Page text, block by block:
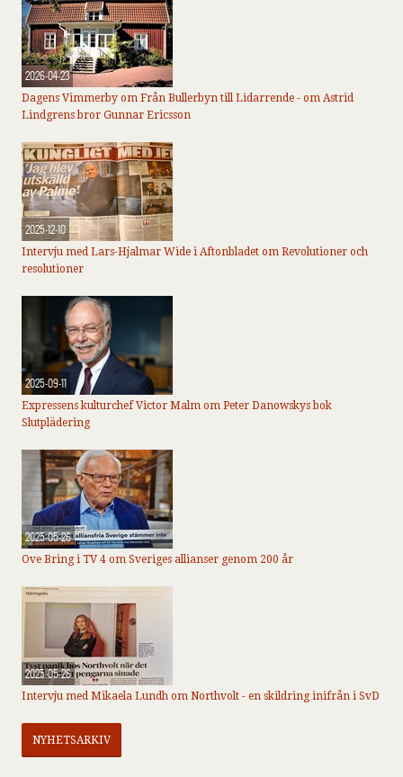
2026-04-23
Dagens Vimmerby om Från Bullerbyn till Lidarrende - om Astrid
Lindgrens bror Gunnar Ericsson
2025-12-10
Intervju med Lars-Hjalmar Wide i Aftonbladet om Revolutioner och
resolutioner
2025-09-11
Expressens kulturchef Victor Malm om Peter Danowskys bok
Slutplädering
2025-05-26
Ove Bring i TV 4 om Sveriges allianser genom 200 år
2025-05-26
Intervju med Mikaela Lundh om Northvolt - en skildring inifrån i SvD
NYHETSARKIV